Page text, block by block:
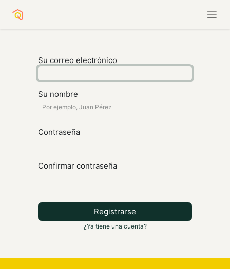
Su correo electrónico
Su nombre
Contraseña
Confirmar contraseña
Registrarse
¿Ya tiene una cuenta?